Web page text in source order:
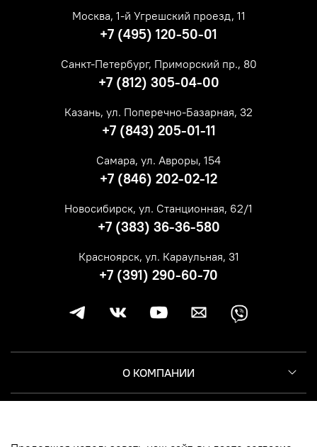
О КОМПАНИИ
Москва, 1-й Угрешский проезд, 11
+7 (495) 120-50-01
Санкт-Петербург, Приморский пр., 80
+7 (812) 305-04-00
Казань, ул. Поперечно-Базарная, 32
+7 (843) 205-01-11
Самара, ул. Авроры, 154
+7 (846) 202-02-12
Новосибирск, ул. Станционная, 62/1
+7 (383) 36-36-580
Красноярск, ул. Караульная, 31
+7 (391) 290-60-70